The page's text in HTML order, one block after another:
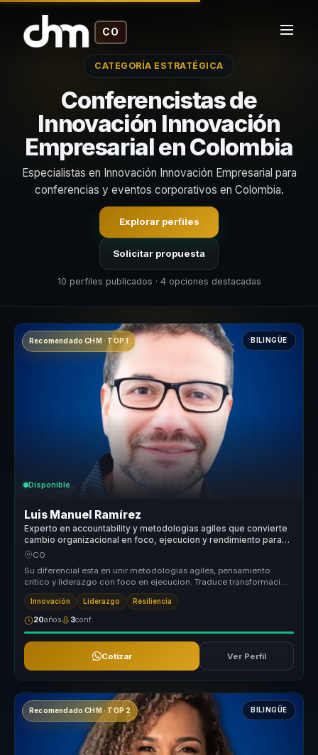
CO
CATEGORÍA ESTRATÉGICA
Conferencistas de
Innovación Innovación
Empresarial en Colombia
Especialistas en Innovación Innovación Empresarial para
conferencias y eventos corporativos en Colombia.
Explorar perfiles
Solicitar propuesta
10 perfiles publicados · 4 opciones destacadas
Recomendado CHM · TOP 1 BILINGÜE
Disponible
Luis Manuel Ramírez
Experto en accountability y metodologias agiles que convierte
cambio organizacional en foco, ejecucion y rendimiento para
equipos.
CO
Su diferencial esta en unir metodologias agiles, pensamiento
critico y liderazgo con foco en ejecucion. Traduce transformacion
e innovaci...
Innovación Liderazgo Resiliencia
20años 3conf.
Cotizar Ver Perfil
Recomendado CHM · TOP 2 BILINGÜE